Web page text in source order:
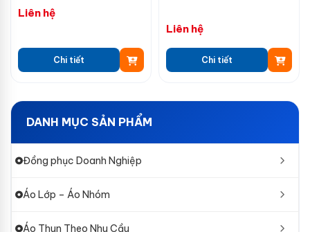
Liên hệ
Chi tiết
Liên hệ
Chi tiết
DANH MỤC SẢN PHẨM
Đồng phục Doanh Nghiệp
Áo Lớp – Áo Nhóm
Áo Thun Theo Nhu Cầu